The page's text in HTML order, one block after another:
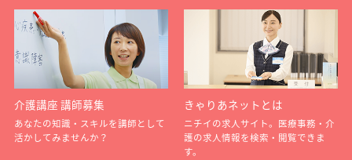
介護講座 講師募集
あなたの知識・スキルを講師として
活かしてみませんか？
きゃりあネットとは
ニチイの求人サイト。医療事務・介
護の求人情報を検索・閲覧できま
す。